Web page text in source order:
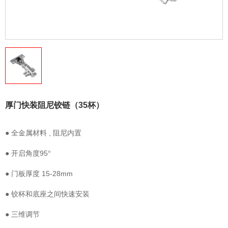
厚门快装阻尼铰链（35杯）
● 全金属材料 , 阻尼内置
● 开启角度95°
● 门板厚度 15-28mm
● 铰杯和底座之间快速安装
● 三维调节